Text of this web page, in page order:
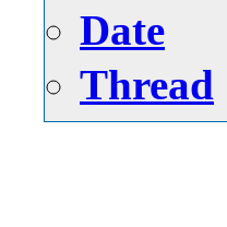
Date
Thread